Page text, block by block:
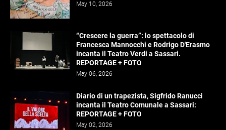
May 10, 2026
“Crescere la guerra”: lo spettacolo di
Francesca Mannocchi e Rodrigo D'Erasmo
incanta il Teatro Verdi a Sassari.
REPORTAGE + FOTO
May 06, 2026
Diario di un trapezista, Sigfrido Ranucci
incanta il Teatro Comunale a Sassari:
REPORTAGE + FOTO
May 02, 2026